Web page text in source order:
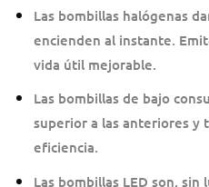
Las bombillas halógenas
encienden al instante.
vida útil mejorable.
Las bombillas de bajo
superior a las anteriores y
eficiencia.
Las bombillas LED son, sin